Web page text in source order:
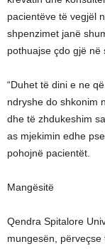
pacientëve të vegjël
shpenzimet janë
pothuajse çdo gjë në
“Duhet të dini e ne
ndryshe do shkonim
dhe të zhdukeshim
as mjekimin edhe
pohojnë pacientët.
Mangësitë
Qendra Spitalore
mungesën,